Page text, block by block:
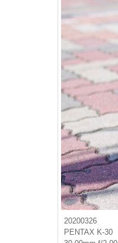
20200326
PENTAX K-30